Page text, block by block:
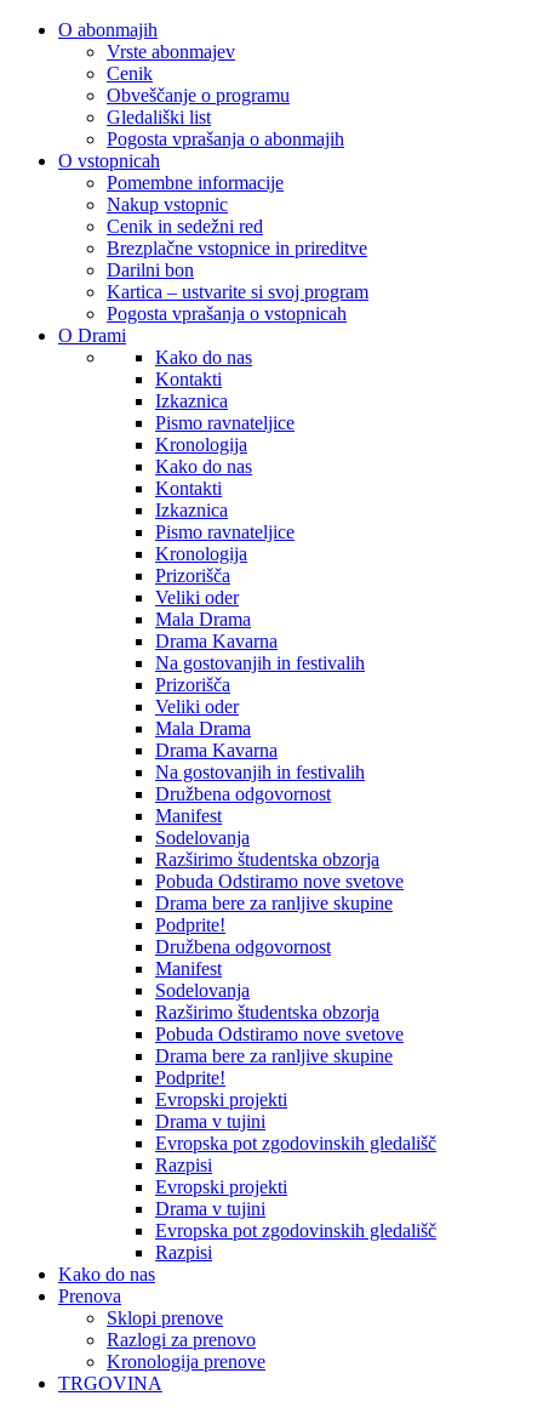
O abonmajih
Vrste abonmajev
Cenik
Obveščanje o programu
Gledališki list
Pogosta vprašanja o abonmajih
O vstopnicah
Pomembne informacije
Nakup vstopnic
Cenik in sedežni red
Brezplačne vstopnice in prireditve
Darilni bon
Kartica – ustvarite si svoj program
Pogosta vprašanja o vstopnicah
O Drami
Kako do nas
Kontakti
Izkaznica
Pismo ravnateljice
Kronologija
Kako do nas
Kontakti
Izkaznica
Pismo ravnateljice
Kronologija
Prizorišča
Veliki oder
Mala Drama
Drama Kavarna
Na gostovanjih in festivalih
Prizorišča
Veliki oder
Mala Drama
Drama Kavarna
Na gostovanjih in festivalih
Družbena odgovornost
Manifest
Sodelovanja
Razširimo študentska obzorja
Pobuda Odstiramo nove svetove
Drama bere za ranljive skupine
Podprite!
Družbena odgovornost
Manifest
Sodelovanja
Razširimo študentska obzorja
Pobuda Odstiramo nove svetove
Drama bere za ranljive skupine
Podprite!
Evropski projekti
Drama v tujini
Evropska pot zgodovinskih gledališč
Razpisi
Evropski projekti
Drama v tujini
Evropska pot zgodovinskih gledališč
Razpisi
Kako do nas
Prenova
Sklopi prenove
Razlogi za prenovo
Kronologija prenove
TRGOVINA